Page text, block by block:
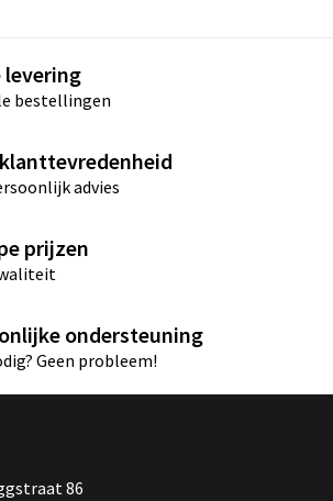
levering
bestellingen
advies
prijzen
ondersteuning
Geen probleem!
86